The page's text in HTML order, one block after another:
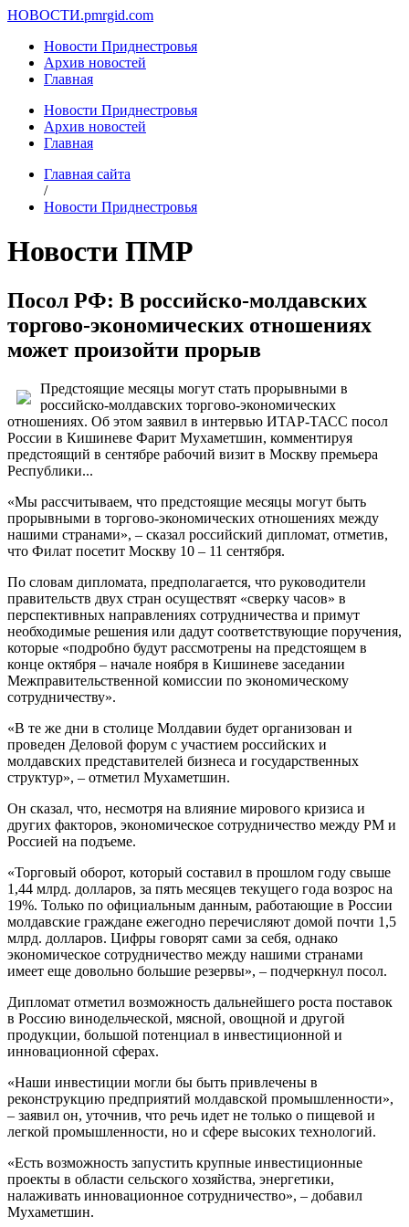
НОВОСТИ.pmrgid.com
Новости Приднестровья
Архив новостей
Главная
Новости Приднестровья
Архив новостей
Главная
Главная сайта
/
Новости Приднестровья
Новости ПМР
Посол РФ: В российско-молдавских
торгово-экономических отношениях
может произойти прорыв
Предстоящие месяцы могут стать прорывными в
российско-молдавских торгово-экономических
отношениях. Об этом заявил в интервью ИТАР-ТАСС посол
России в Кишиневе Фарит Мухаметшин, комментируя
предстоящий в сентябре рабочий визит в Москву премьера
Республики...
«Мы рассчитываем, что предстоящие месяцы могут быть
прорывными в торгово-экономических отношениях между
нашими странами», – сказал российский дипломат, отметив,
что Филат посетит Москву 10 – 11 сентября.
По словам дипломата, предполагается, что руководители
правительств двух стран осуществят «сверку часов» в
перспективных направлениях сотрудничества и примут
необходимые решения или дадут соответствующие поручения,
которые «подробно будут рассмотрены на предстоящем в
конце октября – начале ноября в Кишиневе заседании
Межправительственной комиссии по экономическому
сотрудничеству».
«В те же дни в столице Молдавии будет организован и
проведен Деловой форум с участием российских и
молдавских представителей бизнеса и государственных
структур», – отметил Мухаметшин.
Он сказал, что, несмотря на влияние мирового кризиса и
других факторов, экономическое сотрудничество между РМ и
Россией на подъеме.
«Торговый оборот, который составил в прошлом году свыше
1,44 млрд. долларов, за пять месяцев текущего года возрос на
19%. Только по официальным данным, работающие в России
молдавские граждане ежегодно перечисляют домой почти 1,5
млрд. долларов. Цифры говорят сами за себя, однако
экономическое сотрудничество между нашими странами
имеет еще довольно большие резервы», – подчеркнул посол.
Дипломат отметил возможность дальнейшего роста поставок
в Россию винодельческой, мясной, овощной и другой
продукции, большой потенциал в инвестиционной и
инновационной сферах.
«Наши инвестиции могли бы быть привлечены в
реконструкцию предприятий молдавской промышленности»,
– заявил он, уточнив, что речь идет не только о пищевой и
легкой промышленности, но и сфере высоких технологий.
«Есть возможность запустить крупные инвестиционные
проекты в области сельского хозяйства, энергетики,
налаживать инновационное сотрудничество», – добавил
Мухаметшин.